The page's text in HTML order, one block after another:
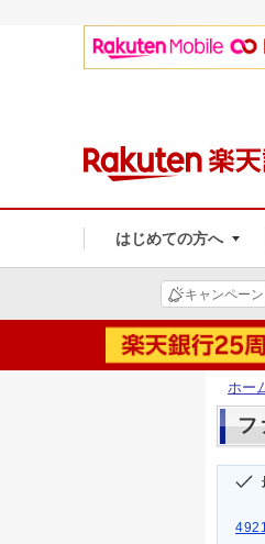
はじめての方へ
キャンペーン
ホー
フ